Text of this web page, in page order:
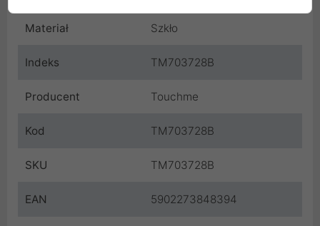
Materiał Szkło
Indeks TM703728B
Producent Touchme
Kod TM703728B
SKU TM703728B
EAN 5902273848394